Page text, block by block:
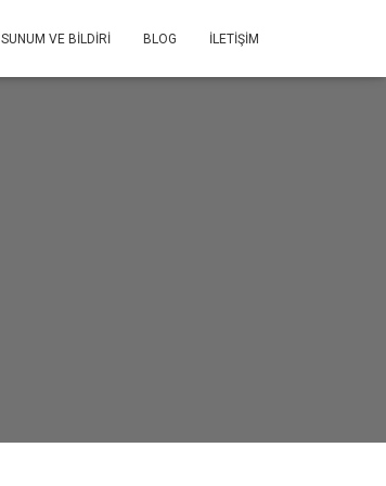
SUNUM VE BILDIRI BLOG İLETIŞIM